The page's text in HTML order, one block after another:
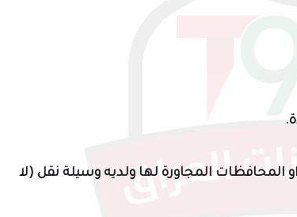
المجاورة لها ولديه وسيلة نقل (لا